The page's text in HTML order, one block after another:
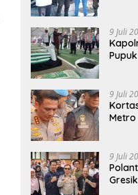
Wedi.
9 Juli
9 Juli
9 Juli